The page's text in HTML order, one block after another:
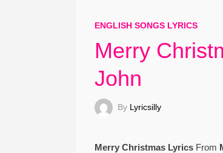
ENGLISH SONGS LYRICS
Merry
John
By Lyricsilly
Merry Christmas LyricsFrom